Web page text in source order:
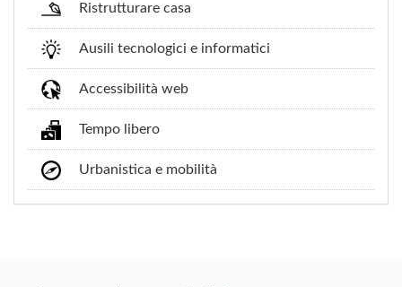
Ristrutturare casa
Ausili tecnologici e informatici
Accessibilità web
Tempo libero
Urbanistica e mobilità